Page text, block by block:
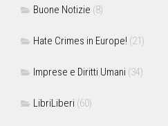
Buone Notizie (8)
Hate Crimes in Europe! (21)
Imprese e Diritti Umani (34)
LibriLiberi (60)